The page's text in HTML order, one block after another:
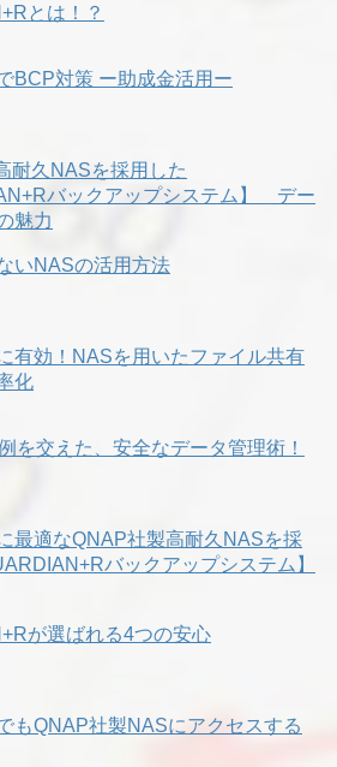
とは！？
BCP対策 ー助成金活用ー
耐久NASを採用した
バックアップシステム】 デー
魅力
いNASの活用方法
有効！NASを用いたファイル共有
化
を交えた、安全なデータ管理術！
最適なQNAP社製高耐久NASを採
バックアップシステム】
が選ばれる4つの安心
もQNAP社製NASにアクセスする